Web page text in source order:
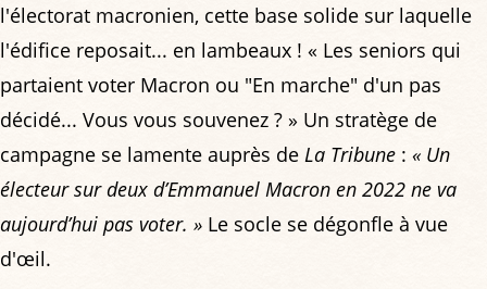
l'électorat macronien, cette base solide sur laquelle
l'édifice reposait... en lambeaux ! « Les seniors qui
partaient voter Macron ou "En marche" d'un pas
décidé... Vous vous souvenez ? » Un stratège de
campagne se lamente auprès de La Tribune : « Un
électeur sur deux d’Emmanuel Macron en 2022 ne va
aujourd’hui pas voter. » Le socle se dégonfle à vue
d'œil.